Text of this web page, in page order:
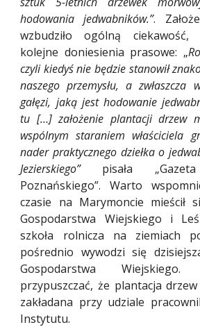
hodowania jedwabników.”.
wzbudziło ogólną ciekawość,
kolejne doniesienia prasowe: „
czyli kiedyś nie będzie stanowił
naszego przemysłu, a
gałęzi, jaką jest hodowanie
tu […] założenie plantacji drzew
wspólnym staraniem właściciela
nader praktycznego dziełka o
Jezierskiego”pisała
Poznańskiego”. Warto
czasie na Marymoncie mieścił
Gospodarstwa Wiejskiego i
szkoła rolnicza na ziemiach
pośrednio wywodzi się
Gospodarstwa
przypuszczać, że plantacja
zakładana przy udziale
Instytutu.